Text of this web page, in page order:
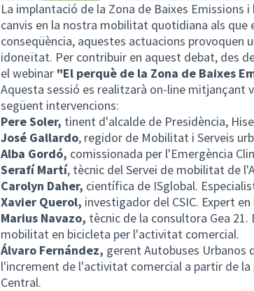
La implantació de la Zona de Baixes Emissions
canvis en la nostra mobilitat quotidiana als que
conseqüència, aquestes actuacions provoquen
idoneïtat. Per contribuir en aquest debat, des
el webinar "El perquè de la Zona de Baixes
Aquesta sessió es realitzarà on-line mitjançant
següent intervencions:
Pere Soler, tinent d'alcalde de Presidència,
José Gallardo, regidor de Mobilitat i Serveis
Alba Gordó, comissionada per l'Emergència
Serafí Martí, tècnic del Servei de mobilitat de
Carolyn Daher, científica de ISglobal.
Xavier Querol, investigador del CSIC. Expert
Marius Navazo, tècnic de la consultora Gea
mobilitat en bicicleta per l'activitat comercial.
Álvaro Fernández, gerent Autobuses Urbanos
l'increment de l'activitat comercial a partir de
Central.